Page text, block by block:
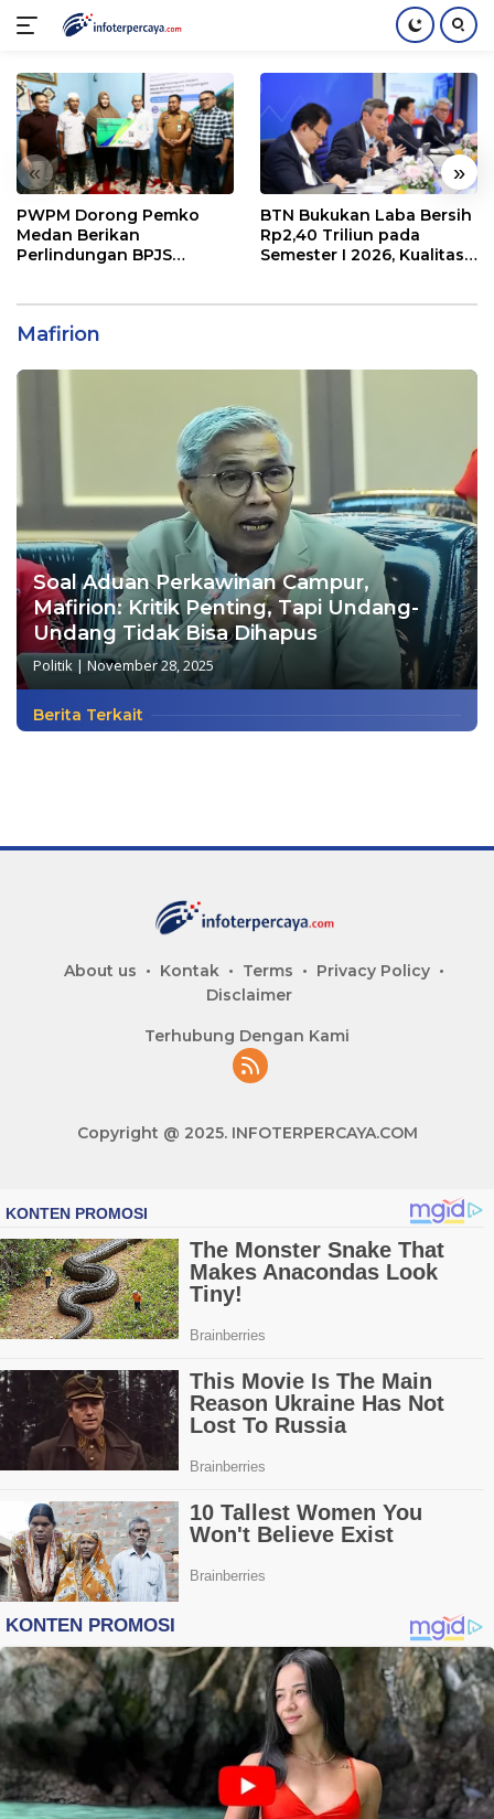
konten
« »
PWPM Dorong Pemko
Medan Berikan
Perlindungan BPJS
BTN Bukukan Laba Bersih
Rp2,40 Triliun pada
Semester I 2026, Kualitas
Mafirion
Soal Aduan Perkawinan Campur,
Mafirion: Kritik Penting, Tapi Undang-
Undang Tidak Bisa Dihapus
Politik | November 28, 2025
Berita Terkait
About us Kontak Terms
Privacy Policy
Disclaimer
Terhubung Dengan Kami
Copyright @ 2025. INFOTERPERCAYA.COM